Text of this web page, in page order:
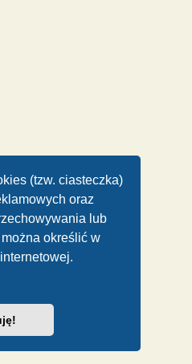
(tzw. ciasteczka)
oraz
lub
określić w